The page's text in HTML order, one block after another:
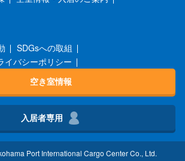
SDGsへの取組
イバシーポリシー
空き室情報
入居者専用
Port International Cargo Center Co., Ltd.